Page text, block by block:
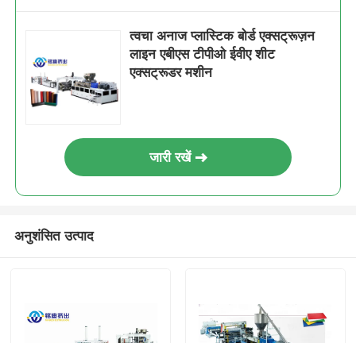
त्वचा अनाज प्लास्टिक बोर्ड एक्सट्रूज़न
लाइन एबीएस टीपीओ ईवीए शीट
एक्सट्रूडर मशीन
जारी रखें
अनुशंसित उत्पाद